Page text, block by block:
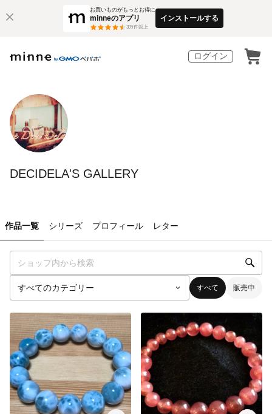
お買いものがもっとお得に
minneのアプリ
3万件以上
インストールする
ログイン
DECIDELA'S GALLERY
作品一覧 シリーズ プロフィール レター
すべて 販売中